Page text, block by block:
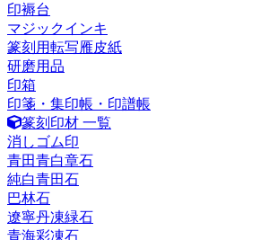
印褥台
マジックインキ
篆刻用転写雁皮紙
研磨用品
印箱
印箋・集印帳・印譜帳
篆刻印材 一覧
消しゴム印
青田青白章石
純白青田石
巴林石
遼寧丹凍緑石
青海彩凍石